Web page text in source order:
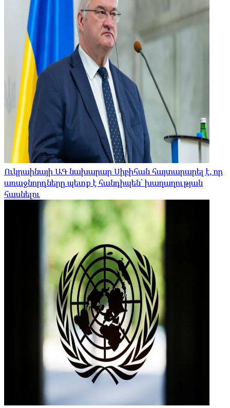
Ուկրաինայի ԱԳ նախարար Սիբիհան հայտարարել է, որ
առաջնորդները պետք է հանդիպեն՝ խաղաղության
հասնելու